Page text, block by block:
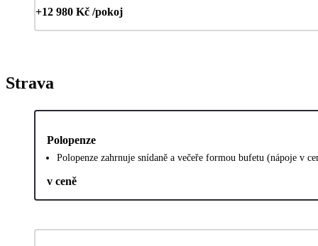
+12 980 Kč /pokoj
Strava
Polopenze
Polopenze zahrnuje snídaně a večeře formou bufetu (nápoje v
v ceně